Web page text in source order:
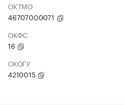
ОКТМО
46707000071
ОКФС
16
ОКОГУ
4210015